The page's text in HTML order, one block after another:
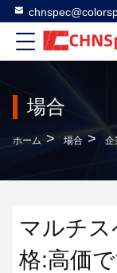
場合
ホーム > 場合 > 企業
マルチ
格:高価